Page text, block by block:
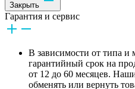
Закрыть
Гарантия и сервис
В зависимости от типа и
гарантийный срок на
от 12 до 60 месяцев.
обменять или вернуть